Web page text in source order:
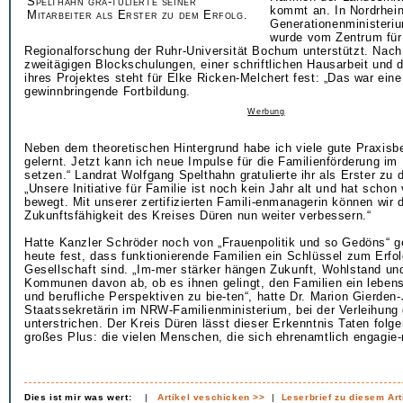
Mitarbeiter als Erster zu dem Erfolg.
kommt an. In
wurde vom Zentrum
Regionalforschung der Ruhr-Universität Bochum unterstützt.
zweitägigen Blockschulungen, einer schriftlichen Hausarbeit und
ihres Projektes steht für Elke Ricken-Melchert fest: „Das war
gewinnbringende Fortbildung.
Werbung
Neben dem theoretischen Hintergrund habe ich viele gute
gelernt. Jetzt kann ich neue Impulse für die Familienförderung im
setzen.“ Landrat Wolfgang Spelthahn gratulierte ihr als Erster zu
„Unsere Initiative für Familie ist noch kein Jahr alt und hat
bewegt. Mit unserer zertifizierten Famili-enmanagerin können wir
Zukunftsfähigkeit des Kreises Düren nun weiter verbessern.“
Hatte Kanzler Schröder noch von „Frauenpolitik und so Gedöns“
heute fest, dass funktionierende Familien ein Schlüssel zum
Gesellschaft sind. „Im-mer stärker hängen Zukunft, Wohlstand
Kommunen davon ab, ob es ihnen gelingt, den Familien ein
und berufliche Perspektiven zu bie-ten“, hatte Dr. Marion
Staatssekretärin im NRW-Familienministerium, bei der Verleihung
unterstrichen. Der Kreis Düren lässt dieser Erkenntnis Taten
großes Plus: die vielen Menschen, die sich ehrenamtlich
Dies ist mir was wert: |Artikel veschicken >> | Leserbrief zu diesem